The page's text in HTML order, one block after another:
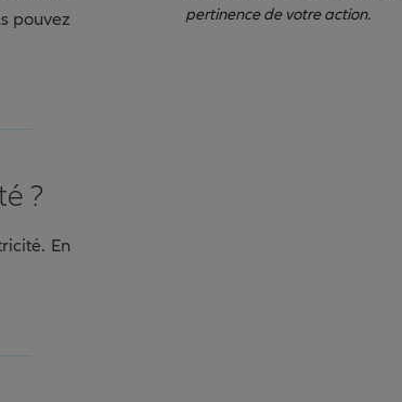
pouvez
?
En
pertinence de votre action.